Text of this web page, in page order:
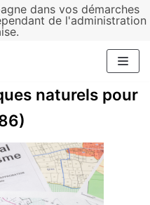
dans vos démarches
de l'administration
naturels pour